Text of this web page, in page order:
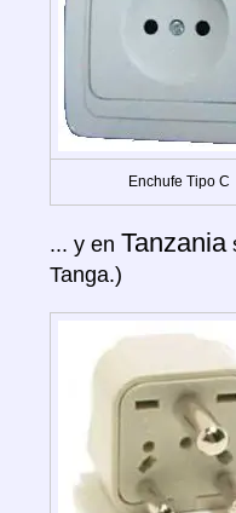
Enchufe Tipo C
... y en Tanzania
Tanga.)